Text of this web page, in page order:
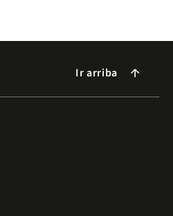
Ir arriba arrow_forward